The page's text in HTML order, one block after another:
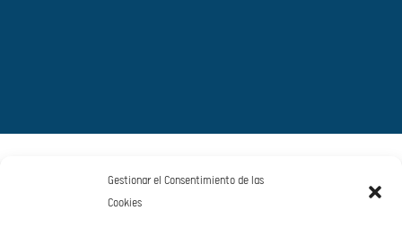
Gestionar el Consentimiento de las
Cookies